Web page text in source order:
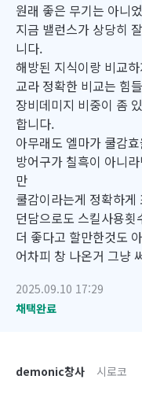
원래 좋은 무기는 아니
지금 밸런스가 상당히
니다.
해방된 지식이랑 비교
교라 정확한 비교는 힘
장비데미지 비중이 좀
합니다.
아무래도 엘마가 쿨감
방어구가 칠흑이 아니
만
쿨감이라는게 정확하
던담으로도 스킬사용
더 좋다고 할만한것도
어차피 창 나온거 그냥
2025.09.10 17:29
채택완료
demonic창사 시로코